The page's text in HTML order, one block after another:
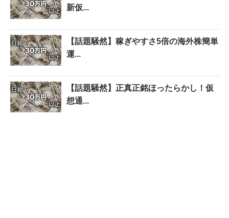
新仮...
【話題騒然】稼ぎやすさ5倍の海外株簡単
運...
【話題騒然】正真正銘ほったらかし！仮
想通...